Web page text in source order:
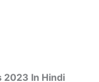
2023 In Hindi